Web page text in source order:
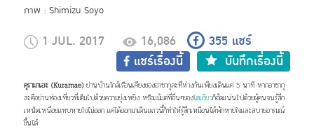
1 JUL. 2017 16,086 355 แชร์
แชร์เรื่องนี้
บันทึกเรื่องนี้
ภาพ : Shimizu Soyo
คุรามาเอะ (Kuramae)ย่านบ้านใกล้เรือนเคียงของอาซากุสะที่ห่างกันเพียงเดินแค่ 5 นาที หากอาซากุ
สะคือย่านท่องเที่ยวที่เต็มไปด้วยความยุ่งเหยิง หรือแม้แต่ที่อื่นๆของโตเกียวก็อัดแน่นไปด้วยผู้คนจนรู้สึก
เหน็ดเหนื่อยแทบหายใจไม่ออก แค่ได้ออกมาเดินแถวนี้ก็ทำให้รู้สึกเหมือนได้พักหายใจและสบายอารมณ์
ขึ้นได้